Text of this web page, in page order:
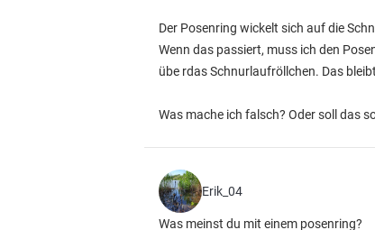
Der Posenring wickelt sich auf die
Wenn das passiert, muss ich den
übe rdas Schnurlaufröllchen. Das
Was mache ich falsch? Oder soll das
Erik_04
Was meinst du mit einem posenring?